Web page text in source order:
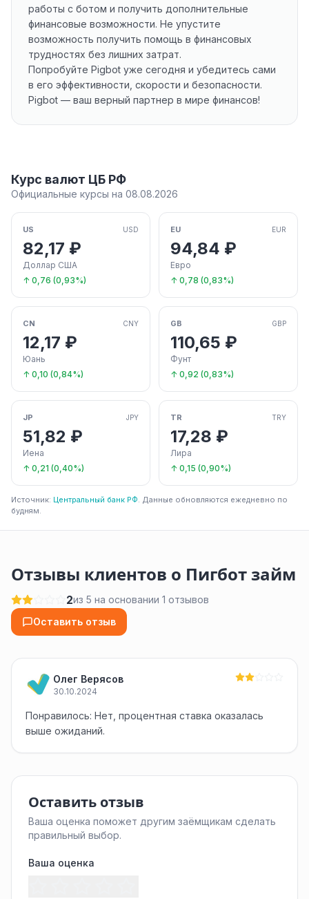
работы с ботом и получить дополнительные
финансовые возможности. Не упустите
возможность получить помощь в финансовых
трудностях без лишних затрат.
Попробуйте Pigbot уже сегодня и убедитесь сами
в его эффективности, скорости и безопасности.
Pigbot — ваш верный партнер в мире финансов!
Курс валют ЦБ РФ
Официальные курсы на 08.08.2026
US USD
82,17 ₽
Доллар США
↑ 0,76 (0,93%)
EU EUR
94,84 ₽
Евро
↑ 0,78 (0,83%)
CN CNY
12,17 ₽
Юань
↑ 0,10 (0,84%)
GB GBP
110,65 ₽
Фунт
↑ 0,92 (0,83%)
JP JPY
51,82 ₽
Иена
↑ 0,21 (0,40%)
TR TRY
17,28 ₽
Лира
↑ 0,15 (0,90%)
Источник: Центральный банк РФ. Данные обновляются ежедневно по
будням.
Отзывы клиентов о Пигбот займ
2из 5 на основании 1 отзывов
Оставить отзыв
Олег Верясов
30.10.2024
Понравилось: Нет, процентная ставка оказалась
выше ожиданий.
Оставить отзыв
Ваша оценка поможет другим заёмщикам сделать
правильный выбор.
Ваша оценка